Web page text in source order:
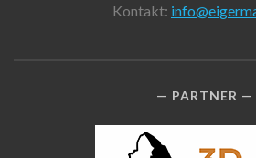
Kontakt:
PARTNER